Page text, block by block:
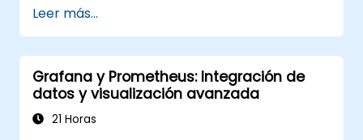
nube.
Configurar Grafana para visualizar las
métricas de los servicios en la nube.
Aprovechar herramientas e
integraciones nativas de la nube para
garantizar la escalabilidad del monitoreo.
Leer más...
Grafana y Prometheus: Integración de
datos y visualización avanzada
21 Horas